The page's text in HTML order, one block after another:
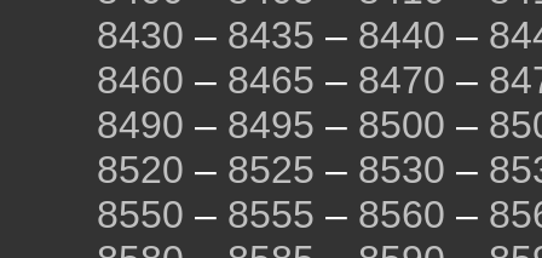
8430 – 8435 – 8440 –
8460 – 8465 – 8470 –
8490 – 8495 – 8500 –
8520 – 8525 – 8530 –
8550 – 8555 – 8560 –